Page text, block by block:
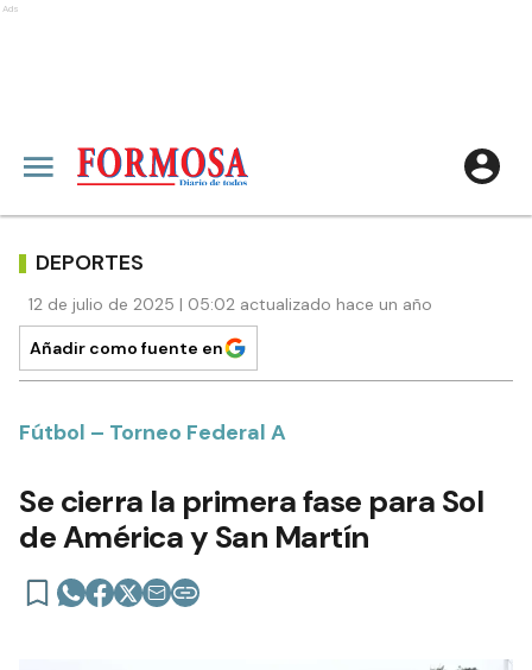
Ads
DEPORTES
12 de julio de 2025 | 05:02 actualizado hace un año
Añadir como fuente en
Fútbol – Torneo Federal A
Se cierra la primera fase para Sol
de América y San Martín